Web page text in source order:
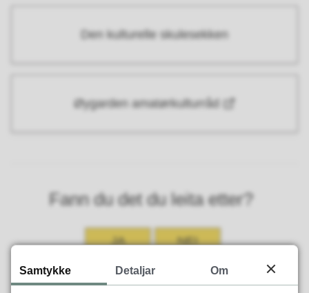
Den kulturelle skulesekken
Øygarden amatørkulturråd
Fann du det du leita etter?
JA NEI
Samtykke Detaljar Om